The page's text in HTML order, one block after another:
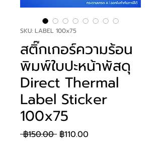
SKU: LABEL 100x75
สติ๊กเกอร์ความร้อน
พิมพ์ใบปะหน้าพัสดุ
Direct Thermal
Label Sticker
100x75
฿150.00 ราคา
฿110.00